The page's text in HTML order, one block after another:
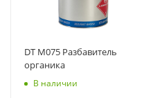
DT M075 Разбавитель
органика
В наличии